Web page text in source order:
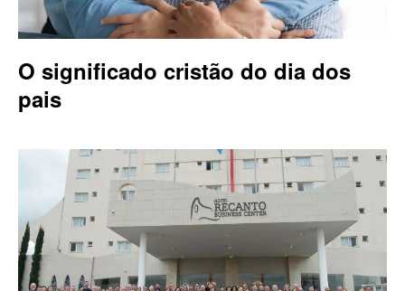
O significado cristão do dia dos
pais